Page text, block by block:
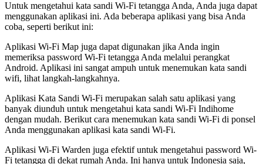
Untuk mengetahui kata sandi Wi-Fi tetangga Anda, Anda juga dapat
menggunakan aplikasi ini. Ada beberapa aplikasi yang bisa Anda
coba, seperti berikut ini:
Aplikasi Wi-Fi Map juga dapat digunakan jika Anda ingin
memeriksa password Wi-Fi tetangga Anda melalui perangkat
Android. Aplikasi ini sangat ampuh untuk menemukan kata sandi
wifi, lihat langkah-langkahnya.
Aplikasi Kata Sandi Wi-Fi merupakan salah satu aplikasi yang
banyak diunduh untuk mengetahui kata sandi Wi-Fi Indihome
dengan mudah. Berikut cara menemukan kata sandi Wi-Fi di ponsel
Anda menggunakan aplikasi kata sandi Wi-Fi.
Aplikasi Wi-Fi Warden juga efektif untuk mengetahui password Wi-
Fi tetangga di dekat rumah Anda. Ini hanya untuk Indonesia saja,